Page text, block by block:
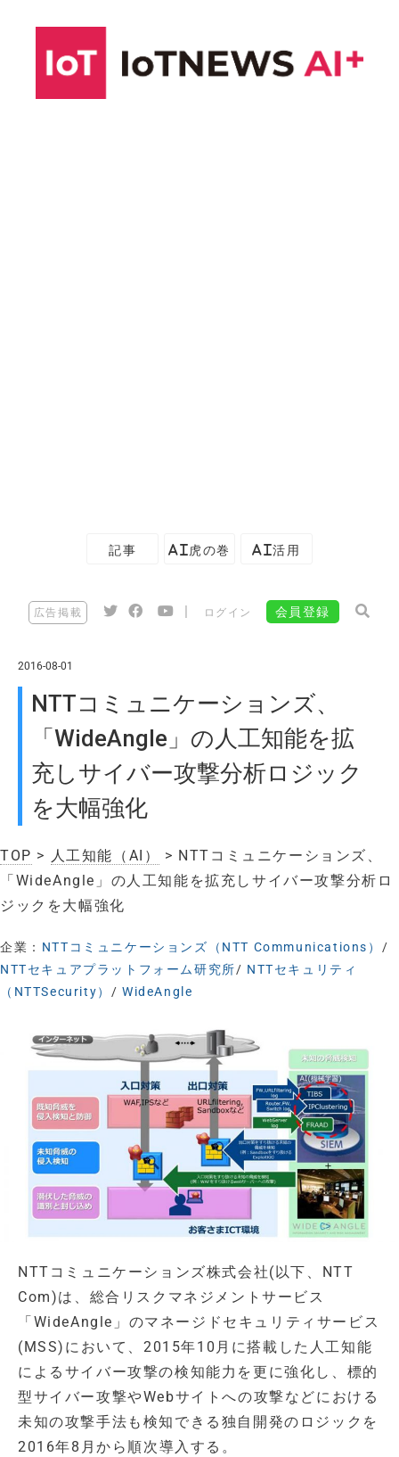
記事 AI虎の巻 AI活用
広告掲載 ログイン 会員登録
2016-08-01
NTTコミュニケーションズ、
「WideAngle」の人工知能を拡
充しサイバー攻撃分析ロジック
を大幅強化
TOP > 人工知能（AI）
> NTTコミュニケーションズ、
「WideAngle」の人工知能を拡充しサイバー攻撃分析ロ
ジックを大幅強化
企業： NTTコミュニケーションズ（NTT Communications） /
NTTセキュアプラットフォーム研究所/ NTTセキュリティ
（NTTSecurity） /WideAngle
NTTコミュニケーションズ株式会社(以下、NTT
Com)は、総合リスクマネジメントサービス
「WideAngle」のマネージドセキュリティサービス
(MSS)において、2015年10月に搭載した人工知能
によるサイバー攻撃の検知能力を更に強化し、標的
型サイバー攻撃やWebサイトへの攻撃などにおける
未知の攻撃手法も検知できる独自開発のロジックを
2016年8月から順次導入する。